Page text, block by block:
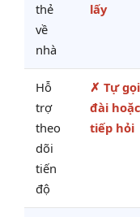
thẻ
về
nhà
lấy
Hỗ
trợ
theo
dõi
tiến
độ
✗ Tự
đài
tiếp hỏi